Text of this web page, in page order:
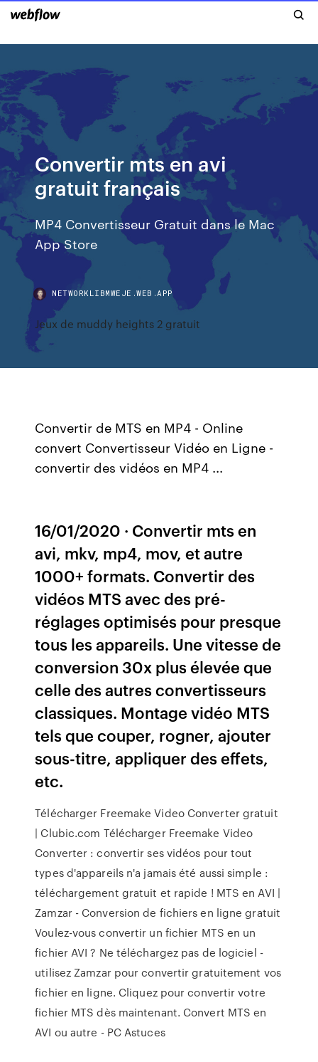
Convertir mts en avi
gratuit français
‎MP4 Convertisseur Gratuit dans le Mac
App Store
NETWORKLIBMWEJE.WEB.APP
Jeux de muddy heights 2 gratuit
Convertir de MTS en MP4 - Online
convert Convertisseur Vidéo en Ligne -
convertir des vidéos en MP4 ...
16/01/2020 · Convertir mts en
avi, mkv, mp4, mov, et autre
1000+ formats. Convertir des
vidéos MTS avec des pré-
réglages optimisés pour presque
tous les appareils. Une vitesse de
conversion 30x plus élevée que
celle des autres convertisseurs
classiques. Montage vidéo MTS
tels que couper, rogner, ajouter
sous-titre, appliquer des effets,
etc.
Télécharger Freemake Video Converter gratuit
| Clubic.com Télécharger Freemake Video
Converter : convertir ses vidéos pour tout
types d'appareils n'a jamais été aussi simple :
téléchargement gratuit et rapide ! MTS en AVI |
Zamzar - Conversion de fichiers en ligne gratuit
Voulez-vous convertir un fichier MTS en un
fichier AVI ? Ne téléchargez pas de logiciel -
utilisez Zamzar pour convertir gratuitement vos
fichier en ligne. Cliquez pour convertir votre
fichier MTS dès maintenant. Convert MTS en
AVI ou autre - PC Astuces